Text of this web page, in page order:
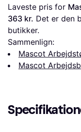
Laveste pris for
363 kr. Det er den
butikker.
Sammenlign:
Mascot
Mascot